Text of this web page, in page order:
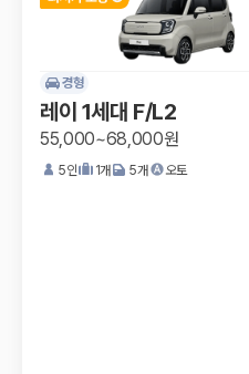
경형
레이 1세대 F/L2
55,000~68,000원
5인 1개 5개 오토